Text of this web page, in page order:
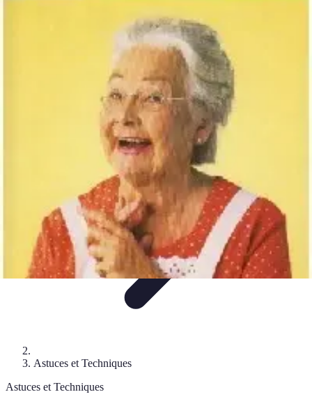
Techniques de Speedcubing
Techniques et Astuces
Astuces Rubik Cube
Astuces et Techniques
Astuces et Techniques